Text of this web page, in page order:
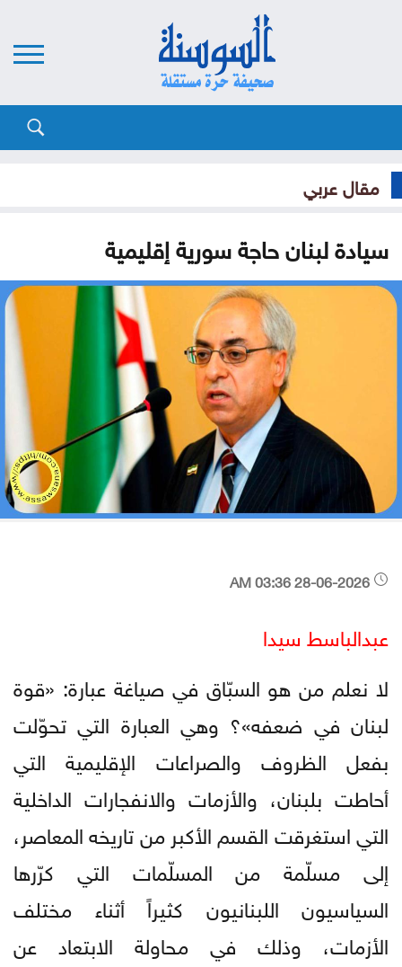
مقال عربي
سيادة لبنان حاجة سورية إقليمية
عبدالباسط سيدا
لا نعلم من هو السبّاق في صياغة عبارة: «قوة
لبنان في ضعفه»؟ وهي العبارة التي تحوّلت
بفعل الظروف والصراعات الإقليمية التي
أحاطت بلبنان، والأزمات والانفجارات الداخلية
التي استغرقت القسم الأكبر من تاريخه المعاصر،
إلى مسلّمة من المسلّمات التي كرّرها
السياسيون اللبنانيون كثيراً أثناء مختلف
الأزمات، وذلك في محاولة الابتعاد عن